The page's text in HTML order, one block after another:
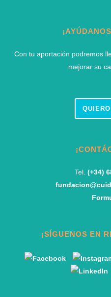
Con tu aportación podremos
mejorar su
Tel. (+34)
¡SÍGUENOS EN